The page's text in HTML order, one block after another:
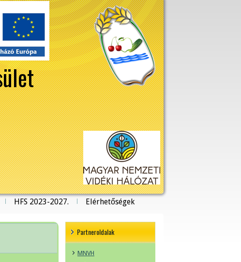
HFS 2023-2027. Elérhetőségek
Partneroldalak
MNVH